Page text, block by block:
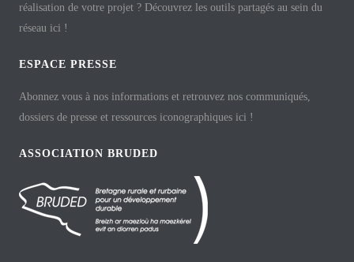
réalisation de votre projet ? Découvrez les outils partagés au sein du
réseau ici !
ESPACE PRESSE
Abonnez vous à nos informations et retrouvez nos communiqués,
dossiers de presse et ressources iconographiques ici !
ASSOCIATION BRUDED